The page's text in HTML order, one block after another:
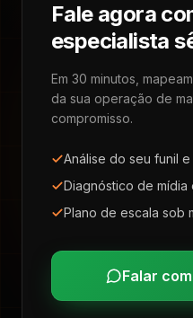
Fale agora
especialista
Em 30 minutos,
da sua operação de
compromisso.
Análise do seu funil e
Diagnóstico de mídia
Plano de escala sob
Falar